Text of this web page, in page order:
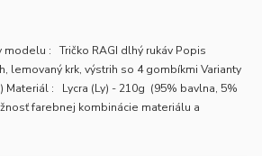
: Tričko RAGI dlhý rukáv Popis
lemovaný krk, výstrih so 4 gombíkmi Varianty
Materiál : Lycra (Ly) - 210g (95% bavlna, 5%
farebnej kombinácie materiálu a